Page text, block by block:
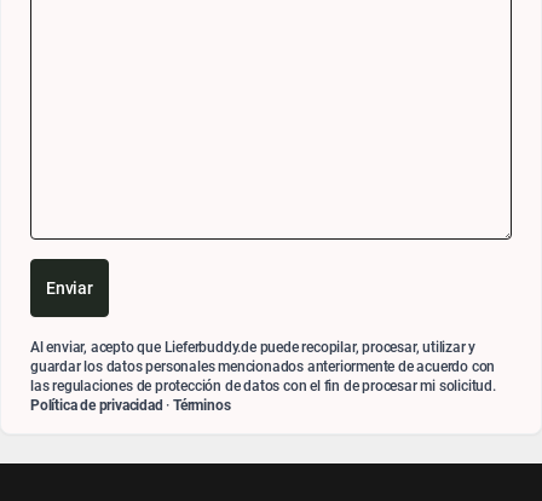
Enviar
Al enviar, acepto que Lieferbuddy.de puede recopilar, procesar, utilizar y
guardar los datos personales mencionados anteriormente de acuerdo con
las regulaciones de protección de datos con el fin de procesar mi solicitud.
Política de privacidad ·Términos